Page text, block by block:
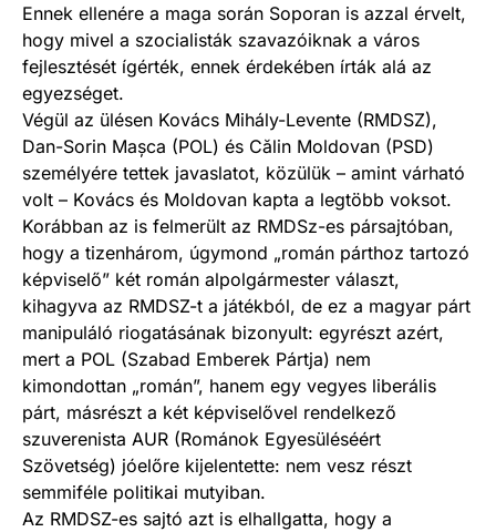
Ennek ellenére a maga során Soporan is azzal érvelt,
hogy mivel a szocialisták szavazóiknak a város
fejlesztését ígérték, ennek érdekében írták alá az
egyezséget.
Végül az ülésen Kovács Mihály-Levente (RMDSZ),
Dan-Sorin Mașca (POL) és Călin Moldovan (PSD)
személyére tettek javaslatot, közülük – amint várható
volt – Kovács és Moldovan kapta a legtöbb voksot.
Korábban az is felmerült az RMDSz-es pársajtóban,
hogy a tizenhárom, úgymond „román párthoz tartozó
képviselő” két román alpolgármester választ,
kihagyva az RMDSZ-t a játékból, de ez a magyar párt
manipuláló riogatásának bizonyult: egyrészt azért,
mert a POL (Szabad Emberek Pártja) nem
kimondottan „román”, hanem egy vegyes liberális
párt, másrészt a két képviselővel rendelkező
szuverenista AUR (Románok Egyesüléséért
Szövetség) jóelőre kijelentette: nem vesz részt
semmiféle politikai mutyiban.
Az RMDSZ-es sajtó azt is elhallgatta, hogy a